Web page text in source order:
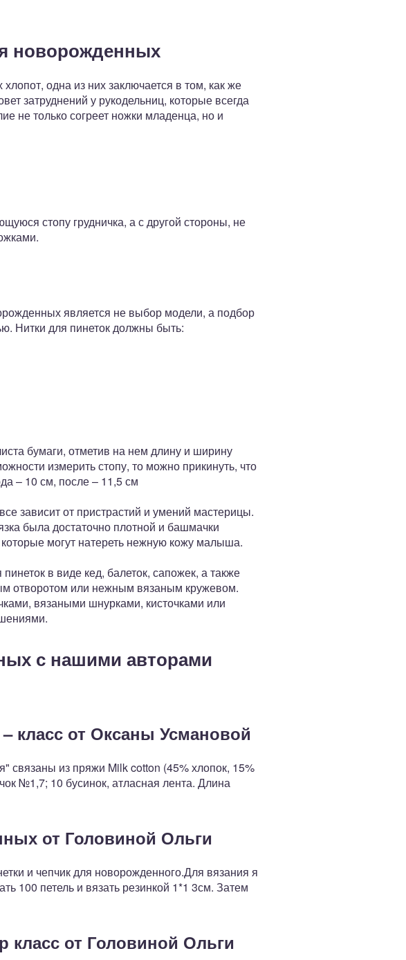
новорожденных
одна из них заключается в том, как же
затруднений у рукодельниц, которые всегда
не только согреет ножки младенца, но и
стопу грудничка, а с другой стороны, не
является не выбор модели, а подбор
Нитки для пинеток должны быть:
бумаги, отметив на нем длину и ширину
измерить стопу, то можно прикинуть, что
– 10 см, после – 11,5 см
зависит от пристрастий и умений мастерицы.
была достаточно плотной и башмачки
могут натереть нежную кожу малыша.
в виде кед, балеток, сапожек, а также
отворотом или нежным вязаным кружевом.
вязаными шнурками, кисточками или
с нашими авторами
класс от Оксаны Усмановой
связаны из пряжи Milk cotton (45% хлопок, 15%
№1,7; 10 бусинок, атласная лента. Длина
от Головиной Ольги
и чепчик для новорожденного.Для вязания я
100 петель и вязать резинкой 1*1 3см. Затем
от Головиной Ольги